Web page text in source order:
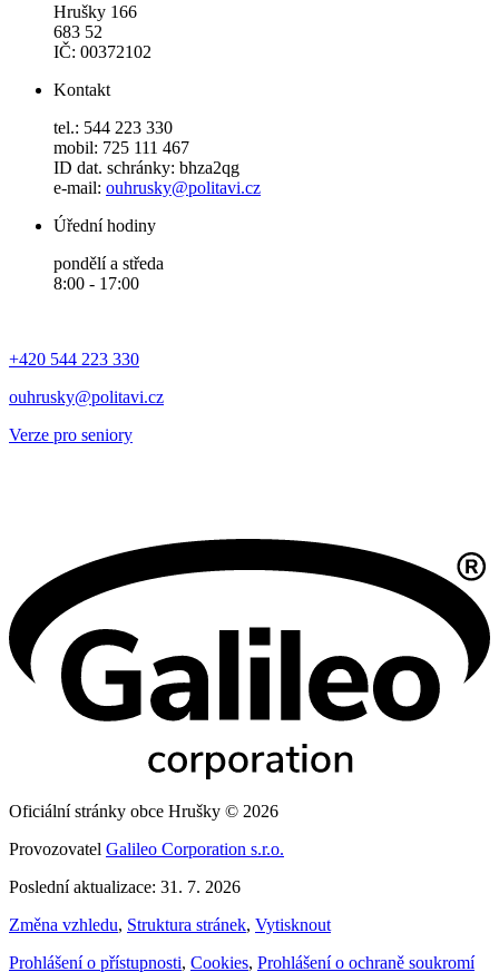
Hrušky 166
683 52
IČ: 00372102
Kontakt
tel.: 544 223 330
mobil: 725 111 467
ID dat. schránky: bhza2qg
e-mail: ouhrusky@politavi.cz
Úřední hodiny
pondělí a středa
8:00 - 17:00
+420 544 223 330
ouhrusky@politavi.cz
Verze pro seniory
Oficiální stránky obce Hrušky © 2026
Provozovatel Galileo Corporation s.r.o.
Poslední aktualizace: 31. 7. 2026
Změna vzhledu, Struktura stránek, Vytisknout
Prohlášení o přístupnosti, Cookies, Prohlášení o ochraně soukromí